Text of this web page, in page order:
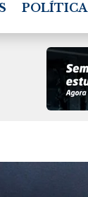
POLÍTICA